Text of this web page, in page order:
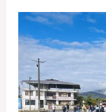
Caminata
Juan
XXIII